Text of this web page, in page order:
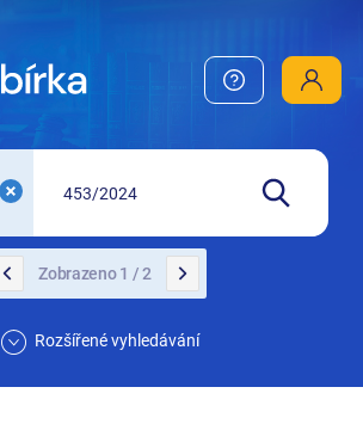
Zobrazeno 1 / 2
Rozšířené vyhledávání